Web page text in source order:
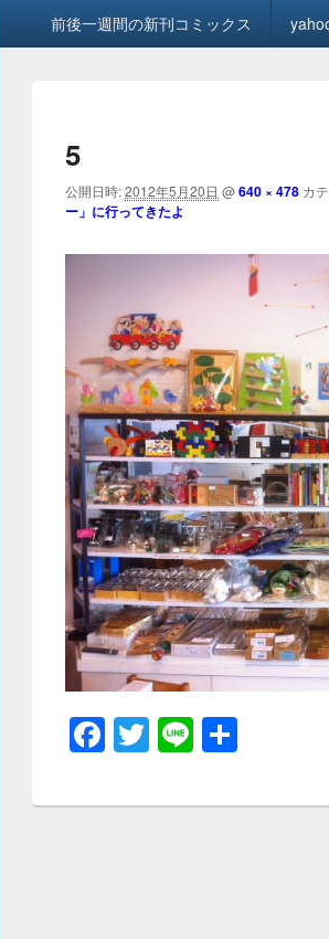
前後一週間の新刊コミックス
5
公開日時:2012年5月20日 @640 × 478 カ
ー」に行ってきたよ
F
a
c
T
wi
tt
Li
n
e